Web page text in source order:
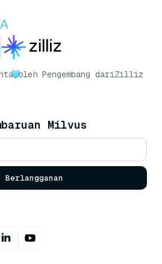
oleh Pengembang dariZilliz
Milvus
Berlangganan